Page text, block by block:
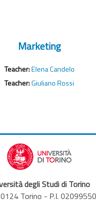
Marketing
Teacher:Elena Candelo
Teacher:Giuliano Rossi
degli Studi di Torino
Torino - P.I.